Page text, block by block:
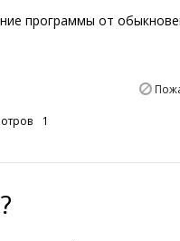
программы от
1